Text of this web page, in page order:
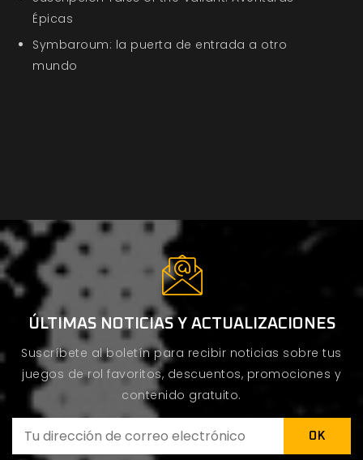
Épicas
Symbaroum: la puerta de entrada a otro
mundo
ÚLTIMAS NOTICIAS Y ACTUALIZACIONES
Suscríbete al boletín para recibir noticias sobre tus
juegos de rol favoritos, descuentos, promociones y
contenido gratuito.